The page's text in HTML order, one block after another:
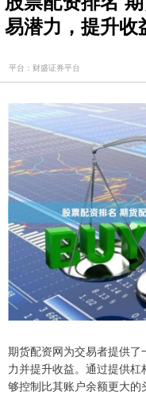
易潜力，提升收
平台：财盛证券平台
期货配资网为交易者提供
力并提升收益。通过提供
够控制比其账户余额更大的